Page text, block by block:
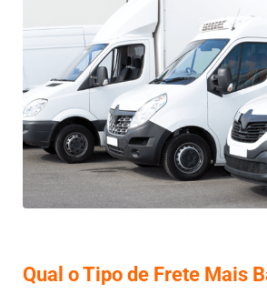
Qual o Tipo de Frete Mais